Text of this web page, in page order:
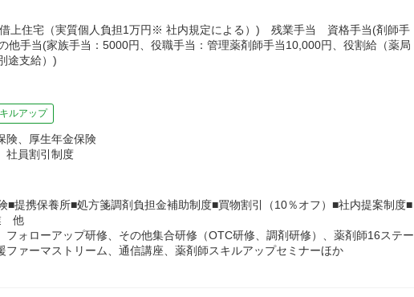
上住宅（実質個人負担1万円※ 社内規定による）) 残業手当 資格手当(剤師手
手当(家族手当：5000円、役職手当：管理薬剤師手当10,000円、役割給（薬局
途支給）)
ルアップ
険、厚生年金保険
社員割引制度
■提携保養所■処方箋調剤負担金補助制度■買物割引（10％オフ）■社内提案制度■
他
フォローアップ研修、その他集合研修（OTC研修、調剤研修）、薬剤師16ステー
ファーマストリーム、通信講座、薬剤師スキルアップセミナーほか